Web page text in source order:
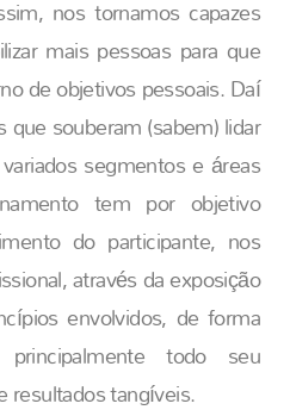
nos tornamos capazes
mais pessoas para que
de objetivos pessoais. Daí
souberam (sabem) lidar
segmentos e áreas
tem por objetivo
do participante, nos
através da exposição
envolvidos, de forma
principalmente todo seu
resultados tangíveis.